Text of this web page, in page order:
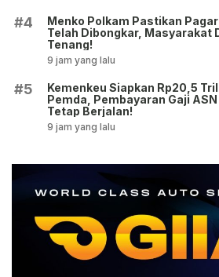
#4
Menko Polkam Pastikan
Telah Dibongkar, Masyarakat
Tenang!
9 jam yang lalu
#5
Kemenkeu Siapkan Rp20,5
Pemda, Pembayaran Gaji
Tetap Berjalan!
9 jam yang lalu